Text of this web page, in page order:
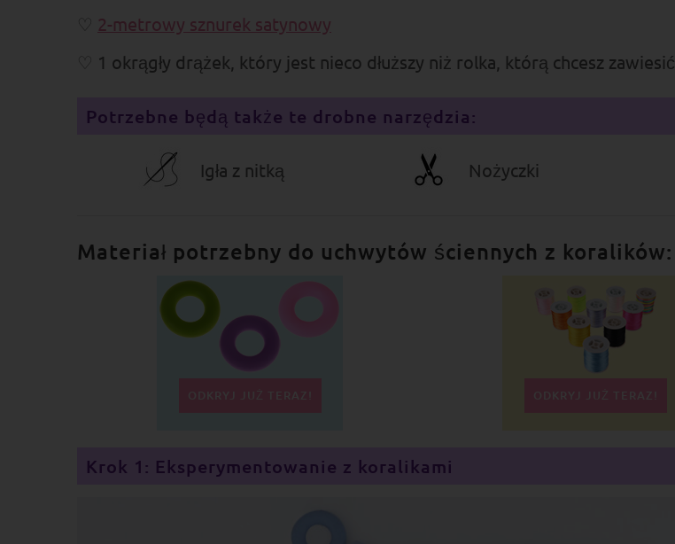
2-metrowy sznurek satynowy
1 okrągły drążek, który jest nieco dłuższy niż rolka, którą chcesz zawiesić
Potrzebne będą także te drobne narzędzia:
Igła z nitką Nożyczki
Materiał potrzebny do uchwytów ściennych z koralików:
Krok 1: Eksperymentowanie z koralikami